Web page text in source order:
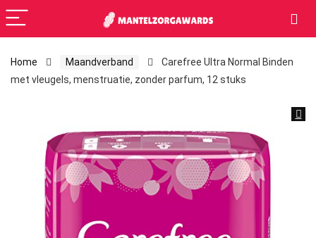
Home Maandverband
Carefree Ultra Normal Binden
met vleugels, menstruatie, zonder parfum, 12 stuks